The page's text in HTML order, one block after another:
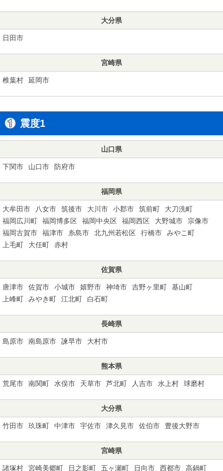
大分県
日田市
宮崎県
椎葉村 延岡市
震度1
山口県
下関市 山口市 防府市
福岡県
大牟田市 八女市 筑後市 大川市 小郡市 筑前町
大刀洗町
福岡広川町
福岡博多区 福岡中央区 福岡西区 大野城市
宗像市
福岡古賀市
福津市 糸島市 北九州若松区 行橋市
みやこ町
上毛町
大任町 赤村
佐賀県
唐津市 佐賀市 小城市 嬉野市 神埼市 吉野ヶ里町
基山町
上峰町
みやき町 江北町 白石町
長崎県
島原市 南島原市 諫早市 大村市
熊本県
荒尾市 南関町 水俣市 天草市 芦北町 人吉市 水上村 球磨村
大分県
竹田市 玖珠町 中津市 宇佐市 津久見市 佐伯市 豊後大野市
宮崎県
諸塚村 宮崎美郷町 日之影町 五ヶ瀬町 日向市 西都市 高鍋町